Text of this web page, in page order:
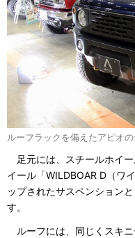
ルーフラックを備えたアピオ
足元には、スチールホイ
イール「WILDBOAR D（ワ
ップされたサスペンション
す。
ルーフには、同じくスキ